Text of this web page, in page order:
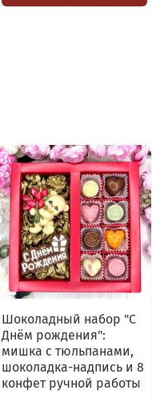
Шоколадный набор "С
Днём рождения":
мишка с тюльпанами,
шоколадка-надпись и 8
конфет ручной работы